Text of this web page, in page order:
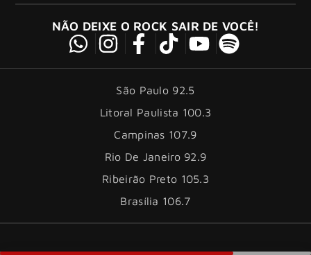
NÃO DEIXE O ROCK SAIR DE VOCÊ!
São Paulo 92.5
Litoral Paulista 100.3
Campinas 107.9
Rio De Janeiro 92.9
Ribeirão Preto 105.3
Brasília 106.7